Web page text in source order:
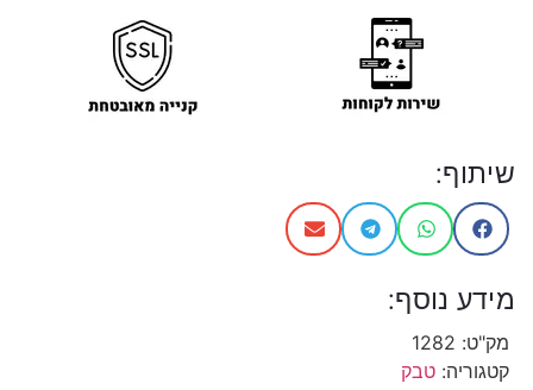
שיתוף:
מידע נוסף:
מק"ט: 1282
קטגוריה: טבק